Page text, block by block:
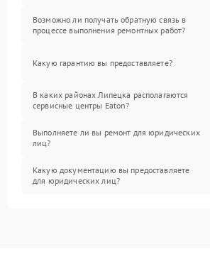
Возможно ли получать обратную связь в
процессе выполнения ремонтных работ?
Какую гарантию вы предоставляете?
В каких районах Липецка располагаются
сервисные центры Eaton?
Выполняете ли вы ремонт для юридических
лиц?
Какую документацию вы предоставляете
для юридических лиц?